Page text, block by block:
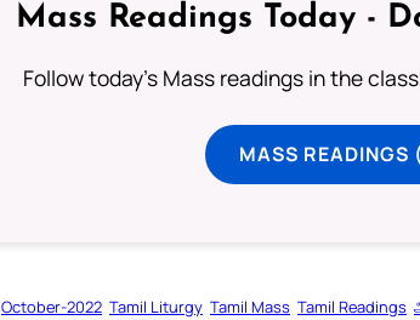
Mass Readings Today -
Follow today's Mass readings in the
MASS READINGS
October-2022 Tamil Liturgy Tamil Mass Tamil Readings